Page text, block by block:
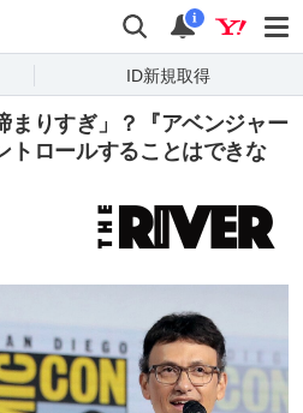
検索 通知
i
ID新規取得
まりすぎ」？『アベンジャー
トロールすることはできな